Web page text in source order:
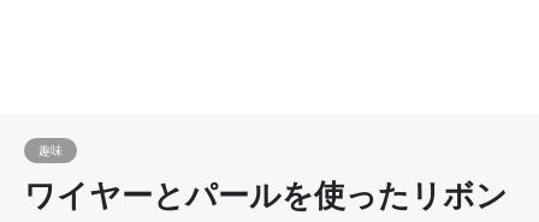
趣味
ワイヤーとパールを使ったリボン